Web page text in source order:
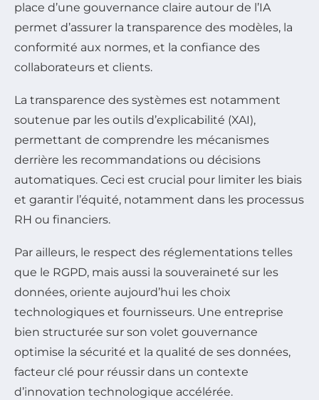
place d’une gouvernance claire autour de l’IA
permet d’assurer la transparence des modèles, la
conformité aux normes, et la confiance des
collaborateurs et clients.
La transparence des systèmes est notamment
soutenue par les outils d’explicabilité (XAI),
permettant de comprendre les mécanismes
derrière les recommandations ou décisions
automatiques. Ceci est crucial pour limiter les biais
et garantir l’équité, notamment dans les processus
RH ou financiers.
Par ailleurs, le respect des réglementations telles
que le RGPD, mais aussi la souveraineté sur les
données, oriente aujourd’hui les choix
technologiques et fournisseurs. Une entreprise
bien structurée sur son volet gouvernance
optimise la sécurité et la qualité de ses données,
facteur clé pour réussir dans un contexte
d’innovation technologique accélérée.